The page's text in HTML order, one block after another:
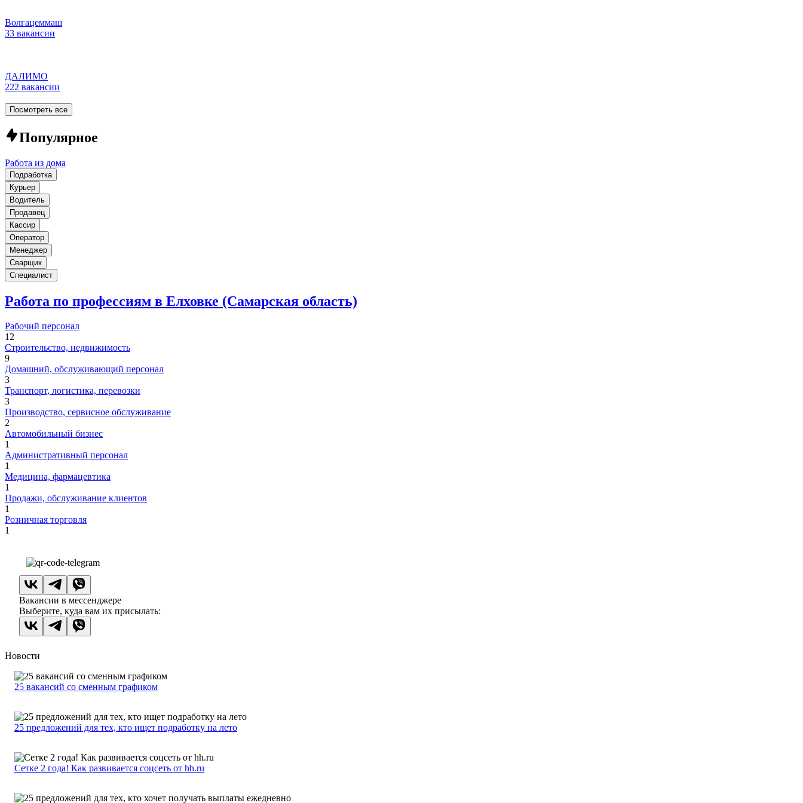
Волгацеммаш
33 вакансии
ДАЛИМО
222 вакансии
Посмотреть все
Популярное
Работа из дома
Подработка
Курьер
Водитель
Продавец
Кассир
Оператор
Менеджер
Сварщик
Специалист
Работа по профессиям в Елховке (Самарская область)
Рабочий персонал
12
Строительство, недвижимость
9
Домашний, обслуживающий персонал
3
Транспорт, логистика, перевозки
3
Производство, сервисное обслуживание
2
Автомобильный бизнес
1
Административный персонал
1
Медицина, фармацевтика
1
Продажи, обслуживание клиентов
1
Розничная торговля
1
Вакансии в мессенджере
Выберите, куда вам их присылать:
Новости
25 вакансий со сменным графиком
25 предложений для тех, кто ищет подработку на лето
Сетке 2 года! Как развивается соцсеть от hh.ru